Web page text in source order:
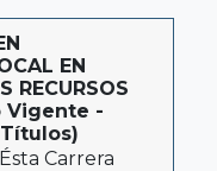
EN
RECURSOS
Vigente -
Carrera